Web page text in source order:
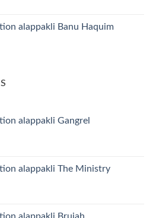
alappakli Banu Haquim
alappakli Gangrel
alappakli The Ministry